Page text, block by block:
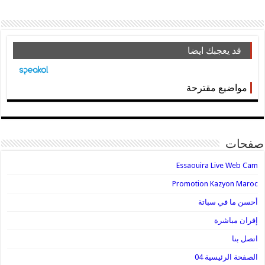
قد يعجبك ايضا
مواضيع مقترحة
صفحات
Essaouira Live Web Cam
Promotion Kazyon Maroc
أحسن ما في سباتة
إفران مباشرة
اتصل بنا
الصفحة الرئيسية 04